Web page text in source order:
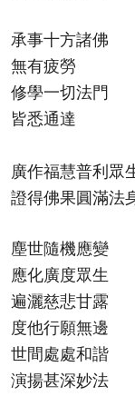
承事十方諸佛
無有疲勞
修學一切法門
皆悉通達
廣作福慧普利眾
證得佛果圓滿法
塵世隨機應變
應化廣度眾生
遍灑慈悲甘露
度他行願無邊
世間處處和諧
演揚甚深妙法